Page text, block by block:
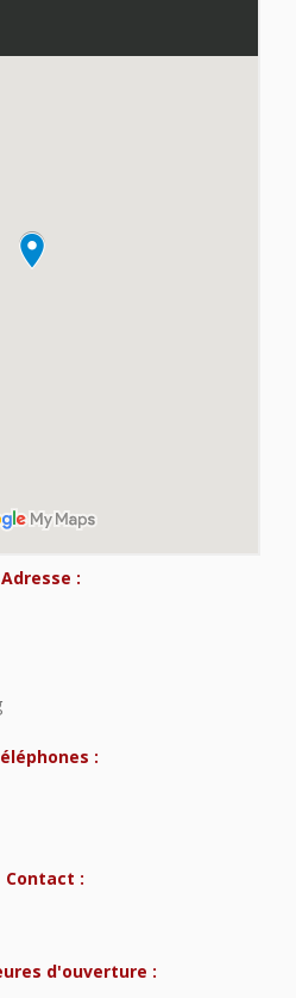
Adresse :
:
Contact :
d'ouverture :